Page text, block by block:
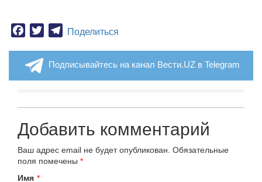
Facebook
TwitterTelegram
Поделиться
Подписывайтесь на канал Вести.UZ в Telegram
Добавить комментарий
Ваш адрес email не будет опубликован. Обязательные
поля помечены *
Имя *